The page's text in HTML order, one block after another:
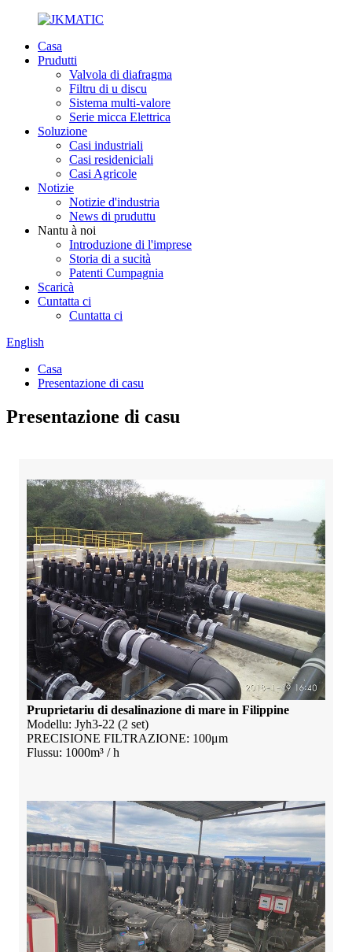
Casa
Prudutti
Valvola di diafragma
Filtru di u discu
Sistema multi-valore
Serie micca Elettrica
Soluzione
Casi industriali
Casi resideniciali
Casi Agricole
Notizie
Notizie d'industria
News di pruduttu
Nantu à noi
Introduzione di l'imprese
Storia di a sucità
Patenti Cumpagnia
Scaricà
Cuntatta ci
Cuntatta ci
English
Casa
Presentazione di casu
Presentazione di casu
Pruprietariu di desalinazione di mare in Filippine
Modellu: Jyh3-22 (2 set)
PRECISIONE FILTRAZIONE: 100μm
Flussu: 1000m³ / h